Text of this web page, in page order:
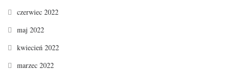
czerwiec 2022
maj 2022
kwiecień 2022
marzec 2022